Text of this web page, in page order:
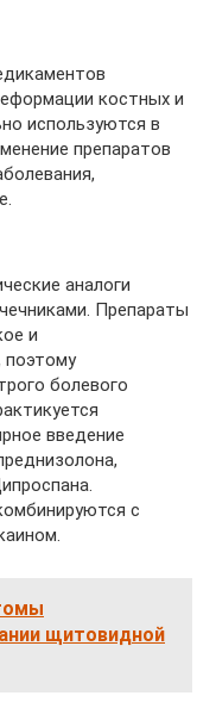
костных и
используются в
препаратов
аналоги
Препараты
и
поэтому
болевого
введение
с
щитовидной